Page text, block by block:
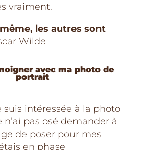
vraiment.
les autres sont
Wilde
avec ma photo de
portrait
suis intéressée à la photo
pas osé demander à
de poser pour mes
en phase